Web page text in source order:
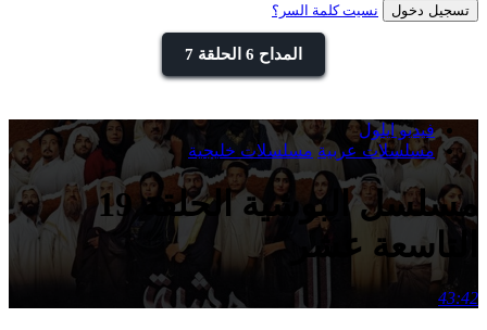
تسجيل دخول نسيت كلمة السر؟
المداح 6 الحلقة 7
فيديو ايلول
مسلسلات عربية مسلسلات خليجية
مسلسل البوشية الحلقة 19
التاسعة عشر
43:42